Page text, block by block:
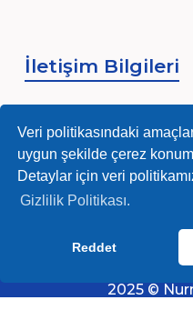
Veri politikasındaki
uygun şekilde çerez
Detaylar için veri
Gizlilik Politikası.
Reddet
İletişim Bilgileri
Sanayi, Sanayi
No:4, 34906 Pendik/
info@nurmag.com
(0216) 378 84 92-93
2025 ©